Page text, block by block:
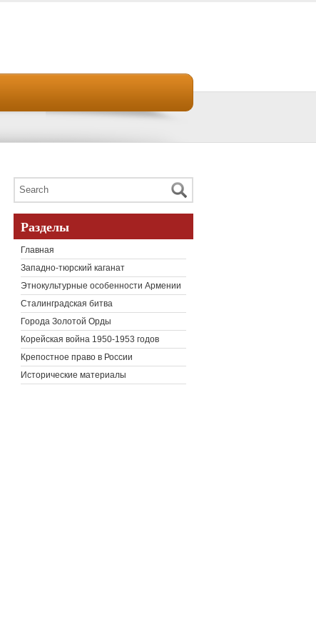
Разделы
Главная
Западно-тюрский каганат
Этнокультурные особенности Армении
Сталинградская битва
Города Золотой Орды
Корейская война 1950-1953 годов
Крепостное право в России
Исторические материалы